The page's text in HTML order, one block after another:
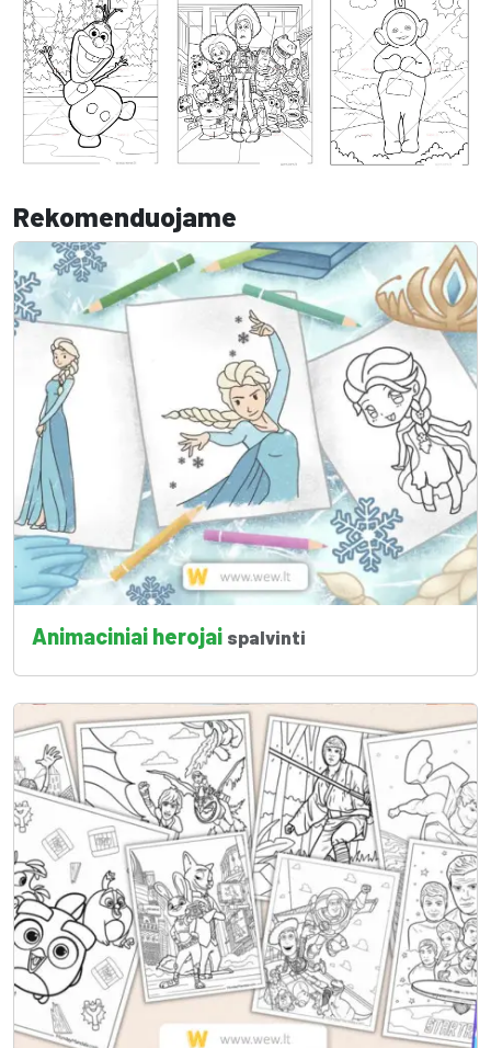
Rekomenduojame
Animaciniai herojai spalvinti